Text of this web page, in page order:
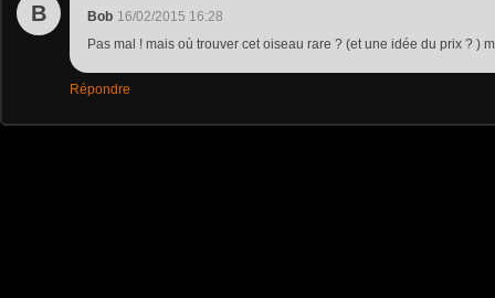
B Bob 16/02/2015 16:28
Pas mal ! mais où trouver cet oiseau rare ? (et une idée du prix ? )
Répondre